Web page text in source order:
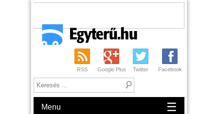
RSS Google Plus Twitter Facebook
Menu ☰